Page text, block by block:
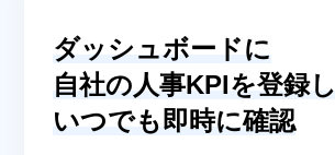
ダッシュボードに
自社の人事KPIを登録し
いつでも即時に確認